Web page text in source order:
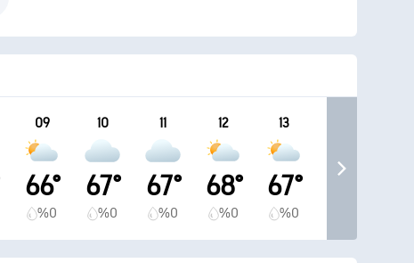
09
66°
%0
10
67°
%0
11
67°
%0
12
68°
%0
13
67°
%0